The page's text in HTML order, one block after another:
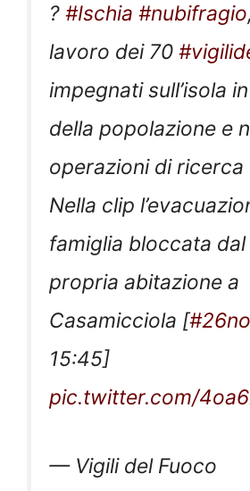
? #Ischia #nubifragio
lavoro dei 70
impegnati sull’isola
della popolazione e
operazioni di ricerca
Nella clip
famiglia bloccata
propria abitazione a
Casamicciola [
15:45]
pic.twitter.com/
— Vigili del Fuoco